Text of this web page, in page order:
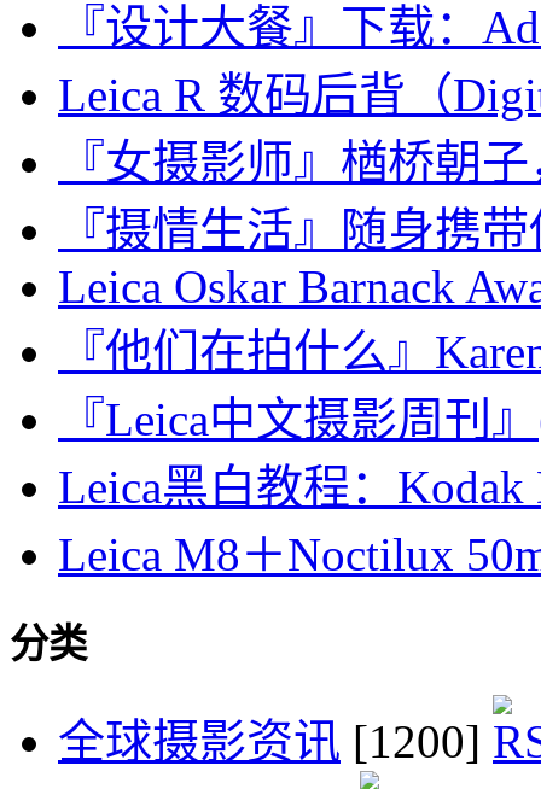
『设计大餐』下载：
Leica R 数码后背（
『女摄影师』楢桥朝
『摄情生活』随身携
Leica Oskar Barnack
『他们在拍什么』
『Leica中文摄影周刊
Leica黑白教程：
Leica M8＋Noctilux
分类
全球摄影资讯 [1200]